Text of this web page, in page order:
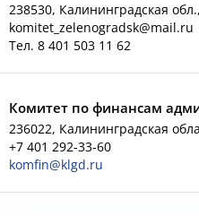
238530, Калининградская
komitet_zelenogradsk@mail.ru
Тел. 8 401 503 11 62
Комитет по финансам
236022, Калининградская
+7 401 292-33-60
komfin@klgd.ru